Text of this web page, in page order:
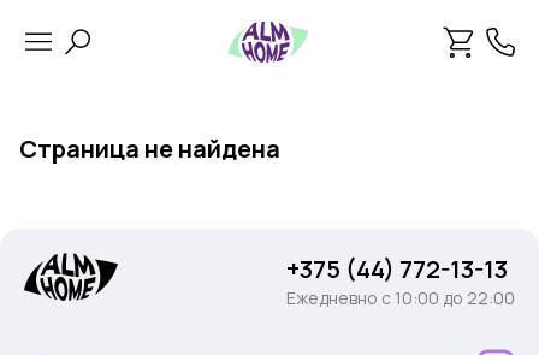
Страница не найдена
+375 (44) 772-13-13
Ежедневно c 10:00 до 22:00